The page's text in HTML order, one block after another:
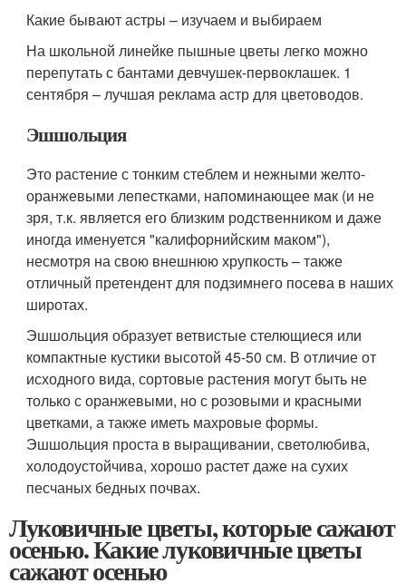
Какие бывают астры – изучаем и выбираем
На школьной линейке пышные цветы легко можно
перепутать с бантами девчушек-первоклашек. 1
сентября – лучшая реклама астр для цветоводов.
Эшшольция
Это растение с тонким стеблем и нежными желто-
оранжевыми лепестками, напоминающее мак (и не
зря, т.к. является его близким родственником и даже
иногда именуется "калифорнийским маком"),
несмотря на свою внешнюю хрупкость – также
отличный претендент для подзимнего посева в наших
широтах.
Эшшольция образует ветвистые стелющиеся или
компактные кустики высотой 45-50 см. В отличие от
исходного вида, сортовые растения могут быть не
только с оранжевыми, но с розовыми и красными
цветками, а также иметь махровые формы.
Эшшольция проста в выращивании, светолюбива,
холодоустойчива, хорошо растет даже на сухих
песчаных бедных почвах.
Луковичные цветы, которые сажают
осенью. Какие луковичные цветы
сажают осенью